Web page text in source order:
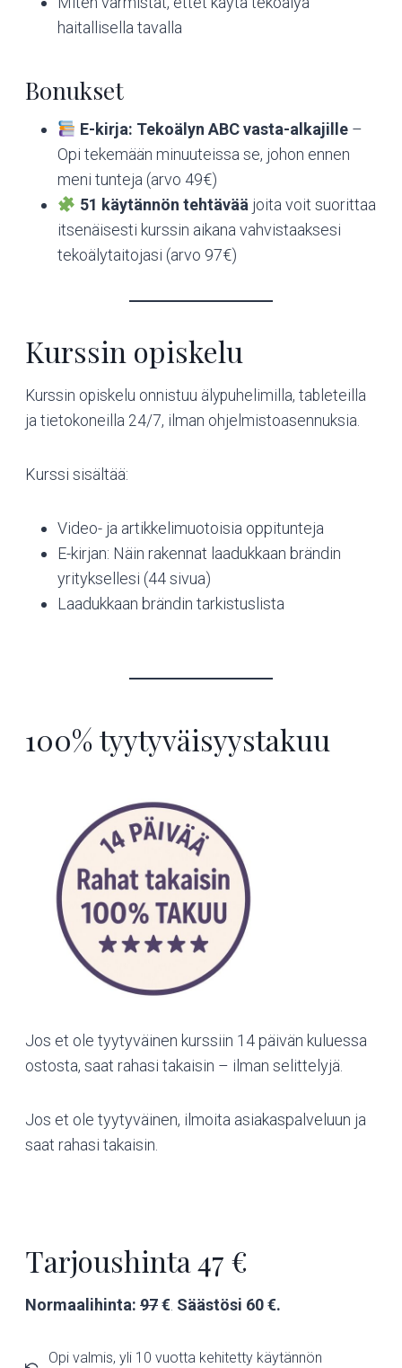
haitallisella tavalla
Bonukset
E-kirja: Tekoälyn ABC vasta-alkajille–
Opi tekemään minuuteissa se, johon ennen
meni tunteja (arvo 49€)
51 käytännön tehtävää joita voit suorittaa
itsenäisesti kurssin aikana vahvistaaksesi
tekoälytaitojasi (arvo 97€)
Kurssin opiskelu
Kurssin opiskelu onnistuu älypuhelimilla, tableteilla
ja tietokoneilla 24/7, ilman ohjelmistoasennuksia.
Kurssi sisältää:
Video- ja artikkelimuotoisia oppitunteja
E-kirjan: Näin rakennat laadukkaan brändin
yrityksellesi (44 sivua)
Laadukkaan brändin tarkistuslista
100% tyytyväisyystakuu
Jos et ole tyytyväinen kurssiin 14 päivän kuluessa
ostosta, saat rahasi takaisin – ilman selittelyjä.
Jos et ole tyytyväinen, ilmoita asiakaspalveluun ja
saat rahasi takaisin.
Tarjoushinta 47 €
Normaalihinta: 97€ Säästösi 60 €.
Opi valmis, yli 10 vuotta kehitetty käytännön